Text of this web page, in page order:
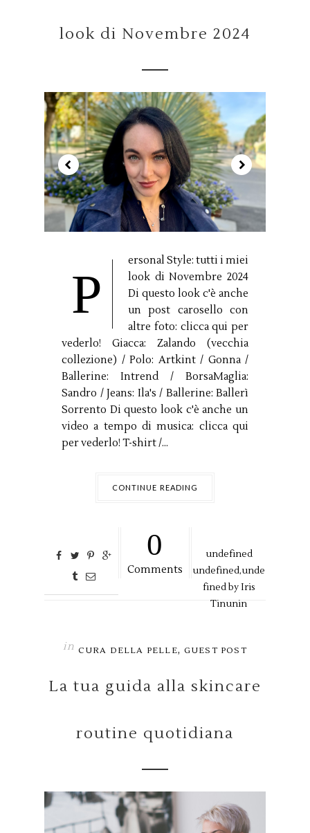
look di Novembre 2024
P
ersonal Style: tutti i miei
look di Novembre 2024
Di questo look c'è anche
un post carosello con
altre foto: clicca qui per
vederlo! Giacca: Zalando (vecchia
collezione) / Polo: Artkint / Gonna /
Ballerine: Intrend / BorsaMaglia:
Sandro / Jeans: Ila's / Ballerine: Ballerì
Sorrento Di questo look c'è anche un
video a tempo di musica: clicca qui
per vederlo! T-shirt /...
CONTINUE READING
0
Comments
undefined
undefined,unde
fined byIris
Tinunin
in CURA DELLA PELLE, GUEST POST
La tua guida alla skincare
routine quotidiana